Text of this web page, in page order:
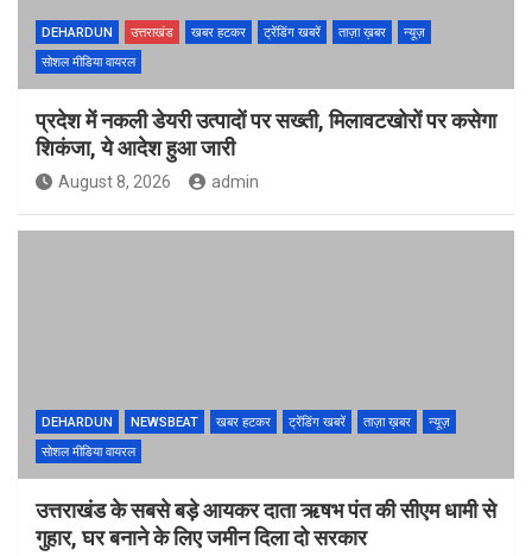
DEHARDUN उत्तराखंड खबर हटकर ट्रेंडिंग खबरें ताज़ा ख़बर
न्यूज़
सोशल मीडिया वायरल
प्रदेश में नकली डेयरी उत्पादों पर सख्ती, मिलावटखोरों पर कसेगा
शिकंजा, ये आदेश हुआ जारी
August 8, 2026 admin
DEHARDUN NEWSBEAT खबर हटकर ट्रेंडिंग खबरें ताज़ा ख़बर
न्यूज़
सोशल मीडिया वायरल
उत्तराखंड के सबसे बड़े आयकर दाता ऋषभ पंत की सीएम धामी से
गुहार, घर बनाने के लिए जमीन दिला दो सरकार